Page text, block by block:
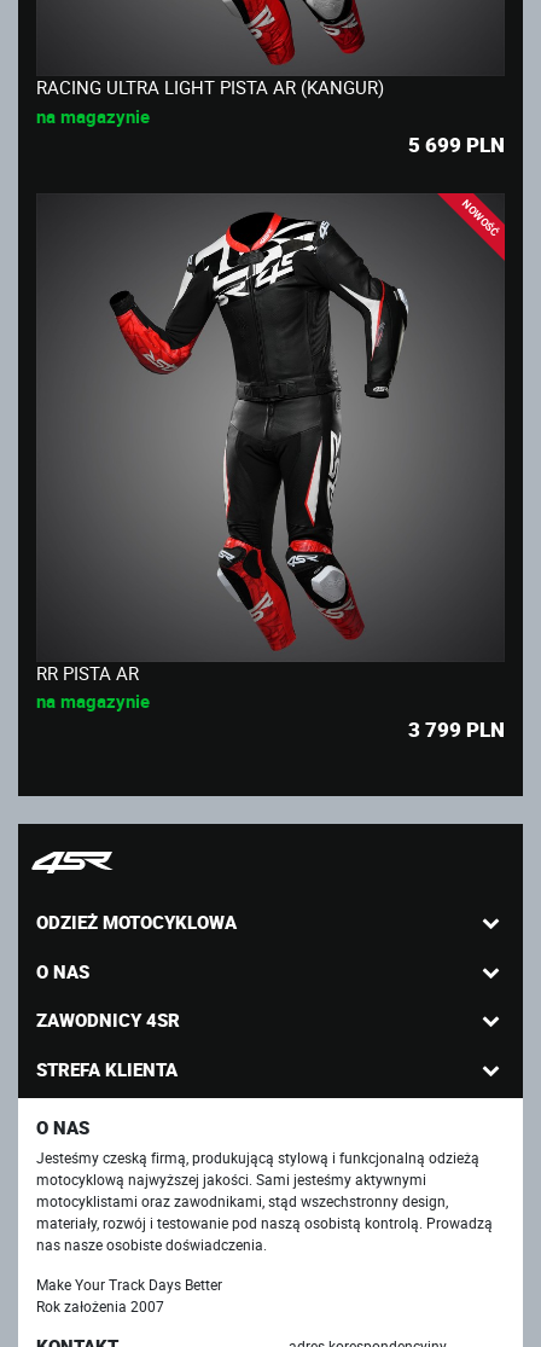
RACING ULTRA LIGHT PISTA AR (KANGUR)
na magazynie
5 699 PLN
NOWOŚĆ
RR PISTA AR
na magazynie
3 799 PLN
ODZIEŻ MOTOCYKLOWA
O NAS
ZAWODNICY 4SR
STREFA KLIENTA
O NAS
Jesteśmy czeską firmą, produkującą stylową i funkcjonalną odzieżą
motocyklową najwyższej jakości. Sami jesteśmy aktywnymi
motocyklistami oraz zawodnikami, stąd wszechstronny design,
materiały, rozwój i testowanie pod naszą osobistą kontrolą. Prowadzą
nas nasze osobiste doświadczenia.
Make Your Track Days Better
Rok założenia 2007